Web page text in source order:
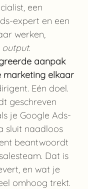
een
expert en een
werken,
output.
aanpak
marketing elkaar
Eén doel.
geschreven
je Google Ads-
sluit naadloos
beantwoordt
Dat is
en wat je
omhoog trekt.